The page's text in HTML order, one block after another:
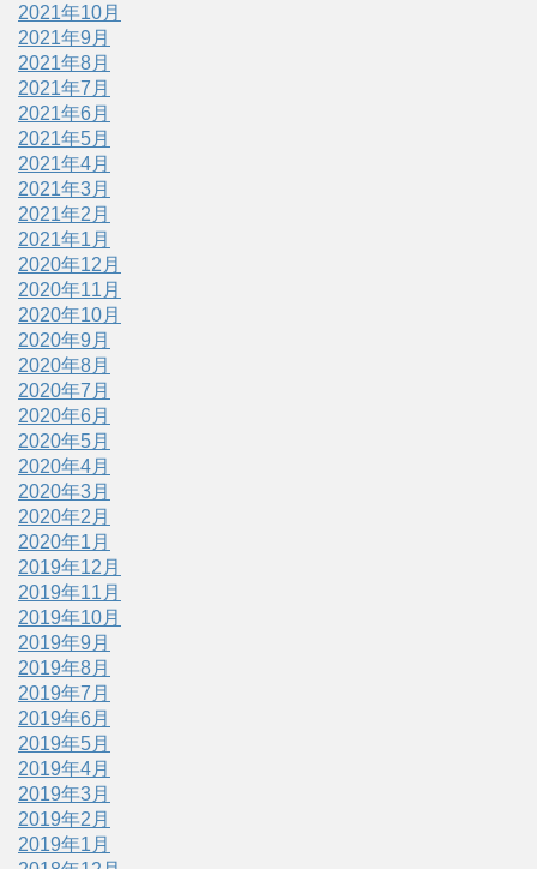
2021年10月
2021年9月
2021年8月
2021年7月
2021年6月
2021年5月
2021年4月
2021年3月
2021年2月
2021年1月
2020年12月
2020年11月
2020年10月
2020年9月
2020年8月
2020年7月
2020年6月
2020年5月
2020年4月
2020年3月
2020年2月
2020年1月
2019年12月
2019年11月
2019年10月
2019年9月
2019年8月
2019年7月
2019年6月
2019年5月
2019年4月
2019年3月
2019年2月
2019年1月